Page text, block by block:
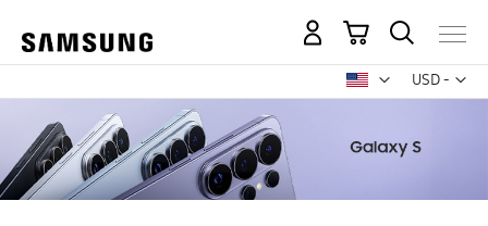
USD -
dólar
Mi carrito